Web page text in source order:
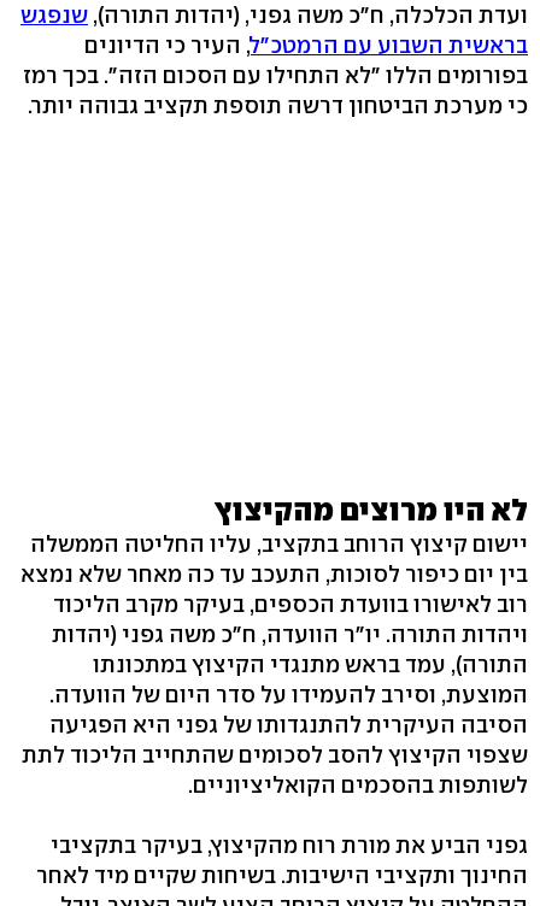
ועדת הכלכלה, ח"כ משה גפני, (יהדות התורה), שנפגש
בראשית השבוע עם הרמטכ"ל, העיר כי הדיונים
בפורומים הללו "לא התחילו עם הסכום הזה". בכך רמז
כי מערכת הביטחון דרשה תוספת תקציב גבוהה יותר.
לא היו מרוצים מהקיצוץ
יישום קיצוץ הרוחב בתקציב, עליו החליטה הממשלה
בין יום כיפור לסוכות, התעכב עד כה מאחר שלא נמצא
רוב לאישורו בוועדת הכספים, בעיקר מקרב הליכוד
ויהדות התורה. יו"ר הוועדה, ח"כ משה גפני (יהדות
התורה), עמד בראש מתנגדי הקיצוץ במתכונתו
המוצעת, וסירב להעמידו על סדר היום של הוועדה.
הסיבה העיקרית להתנגדותו של גפני היא הפגיעה
שצפוי הקיצוץ להסב לסכומים שהתחייב הליכוד לתת
לשותפות בהסכמים הקואליציוניים.
גפני הביע את מורת רוח מהקיצוץ, בעיקר בתקציבי
החינוך ותקציבי הישיבות. בשיחות שקיים מיד לאחר